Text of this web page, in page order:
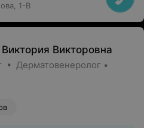
1-В
Викторовна
• Дерматовенеролог •